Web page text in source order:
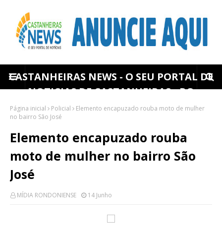
CASTANHEIRAS NEWS - O SEU PORTAL DE
NOTICIAS DE CASTANHEIRAS - RO
Página inicial Policial
Elemento encapuzado rouba moto de mulher
no bairro São José
Elemento encapuzado rouba
moto de mulher no bairro São
José
MÍDIA RONDONIENSE 14 Junho